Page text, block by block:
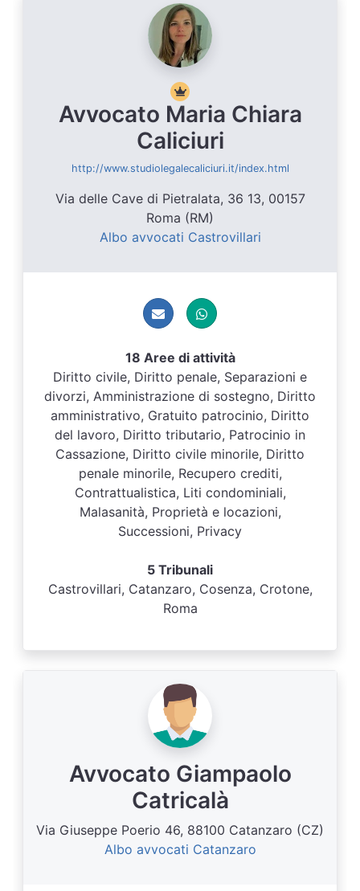
Avvocato Maria Chiara
Caliciuri
http://www.studiolegalecaliciuri.it/index.html
Via delle Cave di Pietralata, 36 13, 00157
Roma (RM)
Albo avvocati Castrovillari
18 Aree di attività
Diritto civile, Diritto penale, Separazioni e
divorzi, Amministrazione di sostegno, Diritto
amministrativo, Gratuito patrocinio, Diritto
del lavoro, Diritto tributario, Patrocinio in
Cassazione, Diritto civile minorile, Diritto
penale minorile, Recupero crediti,
Contrattualistica, Liti condominiali,
Malasanità, Proprietà e locazioni,
Successioni, Privacy
5 Tribunali
Castrovillari, Catanzaro, Cosenza, Crotone,
Roma
Avvocato Giampaolo
Catricalà
Via Giuseppe Poerio 46, 88100 Catanzaro (CZ)
Albo avvocati Catanzaro